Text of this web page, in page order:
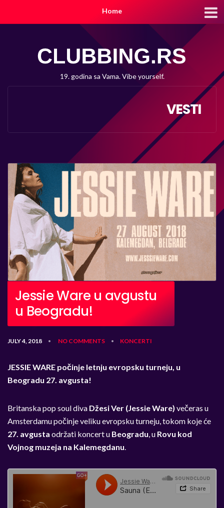
Home
19. godina sa Vama. Vibe yourself.
VESTI
Jessie Ware u avgustu
u Beogradu!
JULY 4, 2018 • NO COMMENTS • KONCERTI
JESSIE WARE počinje letnju evropsku turneju, u
Beogradu 27. avgusta!
Britanska pop soul diva Džesi Ver (Jessie Ware) večeras u
Amsterdamu počinje veliku evropsku turneju, tokom koje će
27. avgusta održati koncert u Beogradu, u Rovu kod
Vojnog muzeja na Kalemegdanu.